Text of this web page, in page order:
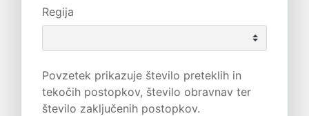
Regija
Povzetek prikazuje število preteklih in
tekočih postopkov, število obravnav ter
število zaključenih postopkov.